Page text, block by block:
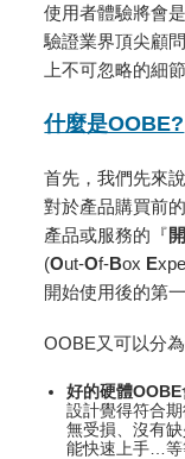
使用者體驗將會
驗證業界頂尖顧
上不可忽略的細
什麼是OOBE?
首先，我們先來
對於產品購買前
產品或服務的『
(Out-Of-Box E
開始使用後的第
OOBE又可以分
好的硬體OOBE
設計覺得符合
無受損、沒有
能快速上手…等